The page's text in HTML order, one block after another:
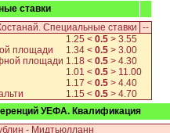
ставки
Специальные ставки --
1.25 < 0.5 > 3.55
площади
1.34 < 0.5 > 3.00
площади 1.18 < 0.5 > 4.30
1.01 < 0.5 > 11.00
1.17 < 0.5 > 4.40
1.15 < 0.5 > 4.70
УЕФА. Квалификация
- Мидтьюлланн